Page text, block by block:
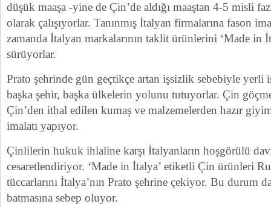
düşük maaşa -yine de Çin’de aldığı maaştan 4-5 misli
olarak çalışıyorlar. Tanınmış İtalyan firmalarına fason
zamanda İtalyan markalarının taklit ürünlerini ‘Made in
sürüyorlar.
Prato şehrinde gün geçtikçe artan işsizlik sebebiyle yerli
başka şehir, başka ülkelerin yolunu tutuyorlar. Çin
Çin’den ithal edilen kumaş ve malzemelerden hazır
imalatı yapıyor.
Çinlilerin hukuk ihlaline karşı İtalyanların hoşgörülü
cesaretlendiriyor. ‘Made in İtalya’ etiketli Çin ürünleri
tüccarlarını İtalya’nın Prato şehrine çekiyor. Bu durum
batmasına sebep oluyor.